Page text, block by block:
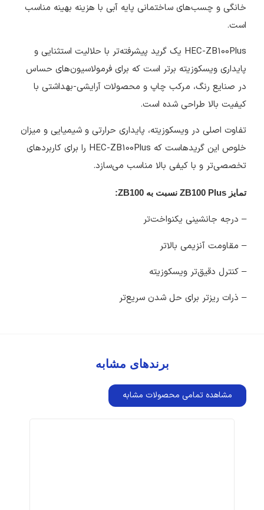
خانگی و چسب‌های ساختمانی پایه آبی با هزینه بهینه مناسب
است.
HEC-ZB100Plus یک گرید پیشرفته‌تر با حلالیت استثنایی و
پایداری ویسکوزیته برتر است که برای فرمولاسیون‌های حساس
در صنایع رنگ، مرکب چاپ و محصولات آرایشی-بهداشتی با
کیفیت بالا طراحی شده است.
تفاوت اصلی در ویسکوزیته، پایداری حرارتی و شیمیایی و میزان
خلوص این گریدهاست که HEC-ZB100Plus را برای کاربردهای
تخصصی‌تر و با کیفی بالا مناسب می‌سازد.
تمایز ZB100 Plus نسبت به ZB100
:
– درجه جانشینی یکنواخت‌تر
– مقاومت آنزیمی بالاتر
– کنترل دقیق‌تر ویسکوزیته
– ذرات ریزتر برای حل شدن سریع‌تر
برندهای مشابه
مشاهده تمامی محصولات مشابه